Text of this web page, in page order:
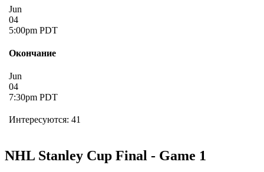
Jun
04
5:00pm PDT
Окончание
Jun
04
7:30pm PDT
Интересуются: 41
NHL Stanley Cup Final - Game 1